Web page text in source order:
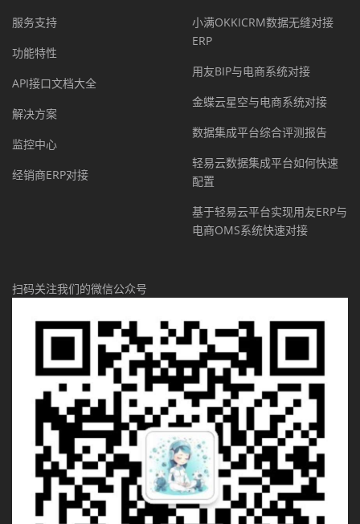
服务支持
功能特性
API接口文档大全
解决方案
监控中心
经销商ERP对接
小满OKKICRM数据无缝对接
ERP
用友BIP与电商系统对接
金蝶云星空与电商系统对接
数据集成平台综合评测报告
轻易云数据集成平台如何快速
配置
基于轻易云平台实现用友ERP与
电商OMS系统快速对接
扫码关注我们的微信公众号